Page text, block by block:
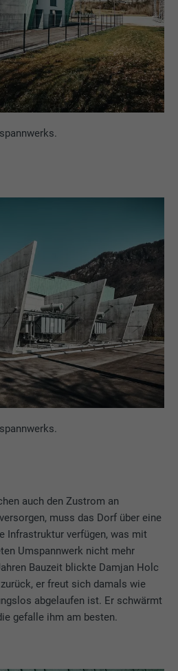
auch den Zustrom an
muss das Dorf über eine
Infrastruktur verfügen, was mit
Umspannwerk nicht mehr
Bauzeit blickte Damjan Holc
er freut sich damals wie
abgelaufen ist. Er schwärmt
gefalle ihm am besten.